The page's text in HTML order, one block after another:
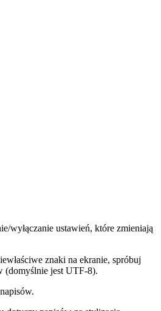
wyłączanie ustawień, które zmieniają
znaki na ekranie, spróbuj
(domyślnie jest UTF-8).